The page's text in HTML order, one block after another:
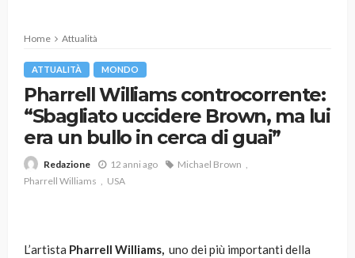
Home Attualità
ATTUALITÀ MONDO
Pharrell Williams controcorrente:
“Sbagliato uccidere Brown, ma lui
era un bullo in cerca di guai”
Redazione 12 anni ago
Michael Brown
Pharrell Williams
USA
L’artista Pharrell Williams, uno dei più importanti della